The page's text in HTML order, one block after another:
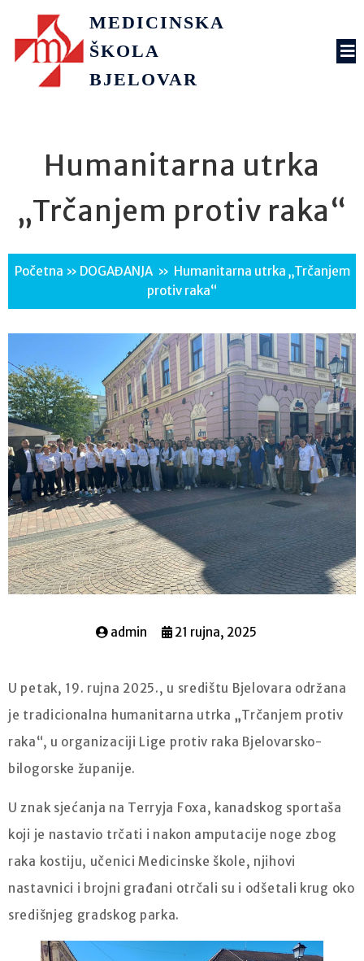
MEDICINSKA
ŠKOLA
BJELOVAR
Humanitarna utrka
„Trčanjem protiv raka“
Početna » DOGAĐANJA » Humanitarna utrka „Trčanjem
protiv raka“
admin 21 rujna, 2025
U petak, 19. rujna 2025., u središtu Bjelovara održana
je tradicionalna humanitarna utrka „Trčanjem protiv
raka“, u organizaciji Lige protiv raka Bjelovarsko-
bilogorske županije.
U znak sjećanja na Terryja Foxa, kanadskog sportaša
koji je nastavio trčati i nakon amputacije noge zbog
raka kostiju, učenici Medicinske škole, njihovi
nastavnici i brojni građani otrčali su i odšetali krug oko
središnjeg gradskog parka.